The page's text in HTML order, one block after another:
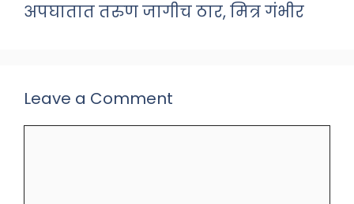
अपघातात तरुण जागीच ठार, मित्र गंभीर
Leave a Comment